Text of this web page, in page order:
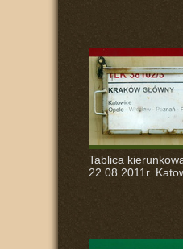
Tablica
22.08.2011r.